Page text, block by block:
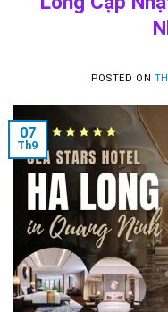
POSTED ON
07
Th9